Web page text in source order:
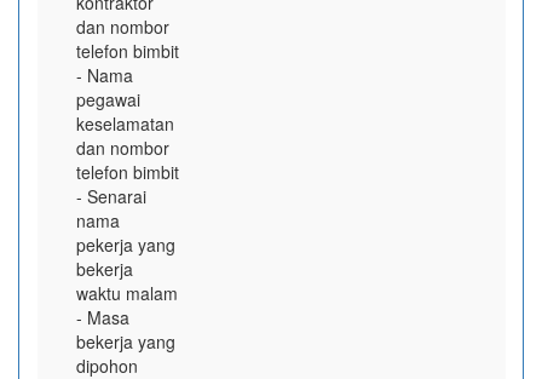
dan nombor
telefon bimbit
- Nama
pegawai
keselamatan
dan nombor
telefon bimbit
- Senarai
nama
pekerja yang
bekerja
waktu malam
- Masa
bekerja yang
dipohon